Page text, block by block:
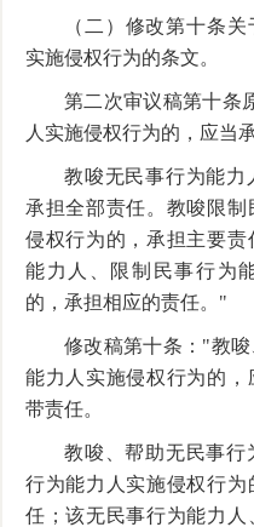
（二）修改第十条
实施侵权行为的条文。
第二次审议稿第十条
人实施侵权行为的，应当
教唆无民事行为能力
承担全部责任。教唆限
侵权行为的，承担主要责
能力人、限制民事行为
的，承担相应的责任。"
修改稿第十条："教
能力人实施侵权行为的
带责任。
教唆、帮助无民事行
行为能力人实施侵权行
任；该无民事行为能力人